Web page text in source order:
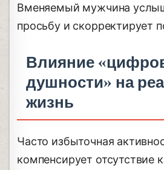
Вменяемый мужчина
просьбу и скорректирует
Влияние
душности» на
жизнь
Часто избыточная
компенсирует отсутствие